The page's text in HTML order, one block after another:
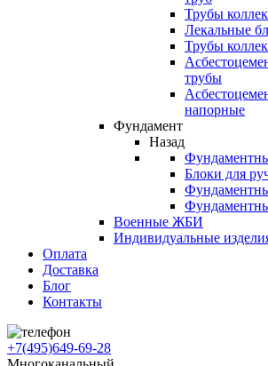
Трубы
Лекальные
Трубы
трубы
напорные
Фундамент
Назад
Блоки для
Военные ЖБИ
Индивидуальные
Оплата
Доставка
Блог
Контакты
+7(495)649-69-28